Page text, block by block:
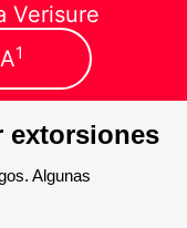
Verisure
1
extorsiones
Algunas